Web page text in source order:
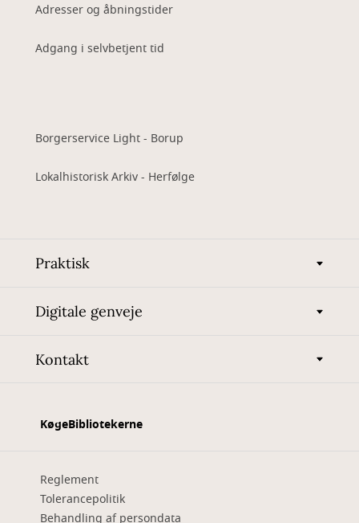
Adresser og åbningstider
Adgang i selvbetjent tid
Borgerservice Light - Borup
Lokalhistorisk Arkiv - Herfølge
Praktisk
Digitale genveje
Kontakt
KøgeBibliotekerne
Reglement
Tolerancepolitik
Behandling af persondata